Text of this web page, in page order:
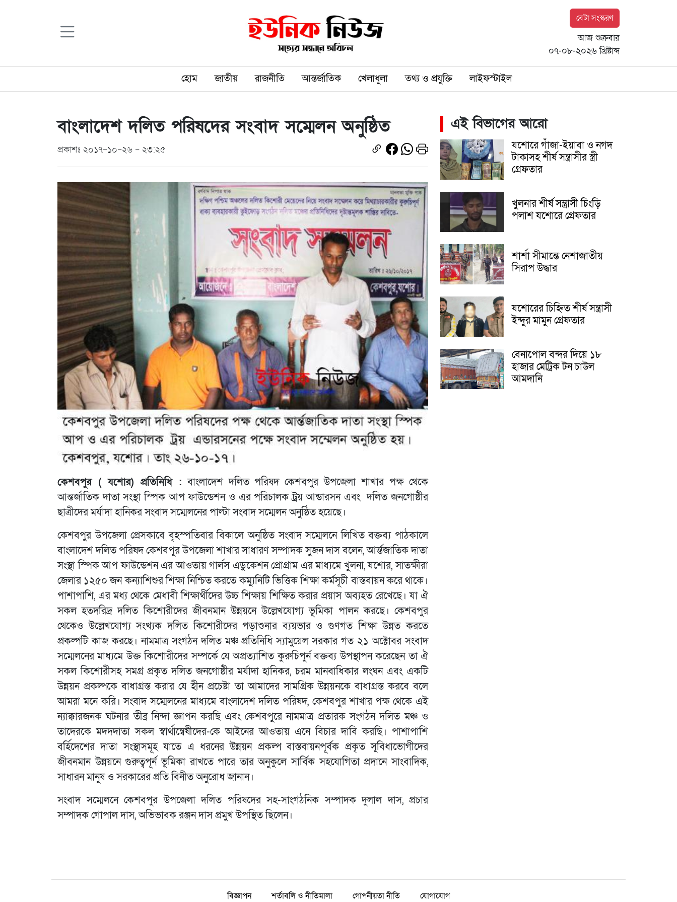
বেটা সংস্করণ
আজ শুক্রবার
০৭-০৮-২০২৬ খ্রিষ্টাব্দ
হোম জাতীয় রাজনীতি আন্তর্জাতিক খেলাধুলা তথ্য ও প্রযুক্তি লাইফস্টাইল
বাংলাদেশ দলিত পরিষদের সংবাদ সম্মেলন অনুষ্ঠিত
প্রকাশঃ ২০১৭-১০-২৬ - ২৩:২৫
কেশবপুর ( যশোর) প্রতিনিধি : বাংলাদেশ দলিত পরিষদ কেশবপুর উপজেলা শাখার পক্ষ থেকে
আন্তর্জাতিক দাতা সংস্থা স্পিক আপ ফাউন্ডেশন ও এর পরিচালক ট্রয় আন্ডারসন এবং দলিত জনগোষ্ঠীর
ছাত্রীদের মর্যাদা হানিকর সংবাদ সম্মেলনের পাল্টা সংবাদ সম্মেলন অনুষ্ঠিত হয়েছে।
কেশবপুর উপজেলা প্রেসকাবে বৃহস্পতিবার বিকালে অনুষ্ঠিত সংবাদ সম্মেলনে লিখিত বক্তব্য পাঠকালে
বাংলাদেশ দলিত পরিষদ কেশবপুর উপজেলা শাখার সাধারণ সম্পাদক সুজন দাস বলেন, আর্ন্তজাতিক দাতা
সংস্থা স্পিক আপ ফাউন্ডেশন এর আওতায় গার্লস এডুকেশন প্রোগ্রাম এর মাধ্যমে খুলনা, যশোর, সাতক্ষীরা
জেলার ১২৫০ জন কন্যাশিশুর শিক্ষা নিশ্চিত করতে কম্যুনিটি ভিত্তিক শিক্ষা কর্মসূচী বাস্তবায়ন করে থাকে।
পাশাপাশি, এর মধ্য থেকে মেধাবী শিক্ষার্থীদের উচ্চ শিক্ষায় শিক্ষিত করার প্রয়াস অব্যহত রেখেছে। যা ঐ
সকল হতদরিদ্র দলিত কিশোরীদের জীবনমান উন্নয়নে উল্লেখযোগ্য ভূমিকা পালন করছে। কেশবপুর
থেকেও উল্লেখযোগ্য সংখ্যক দলিত কিশোরীদের পড়াশুনার ব্যয়ভার ও গুণগত শিক্ষা উন্নত করতে
প্রকল্পটি কাজ করছে। নামমাত্র সংগঠন দলিত মঞ্চ প্রতিনিধি স্যামুয়েল সরকার গত ২১ অক্টোবর সংবাদ
সম্মেলনের মাধ্যমে উক্ত কিশোরীদের সম্পর্কে যে অপ্রত্যাশিত কুরুচিপুর্ন বক্তব্য উপস্থাপন করেছেন তা ঐ
সকল কিশোরীসহ সমগ্র প্রকৃত দলিত জনগোষ্ঠীর মর্যাদা হানিকর, চরম মানবাধিকার লংঘন এবং একটি
উন্নয়ন প্রকল্পকে বাধাগ্রস্ত করার যে হীন প্রচেষ্টা তা আমাদের সামগ্রিক উন্নয়নকে বাধাগ্রস্ত করবে বলে
আমরা মনে করি। সংবাদ সম্মেলনের মাধ্যমে বাংলাদেশ দলিত পরিষদ, কেশবপুর শাখার পক্ষ থেকে এই
ন্যাক্কারজনক ঘটনার তীব্র নিন্দা জ্ঞাপন করছি এবং কেশবপুরে নামমাত্র প্রতারক সংগঠন দলিত মঞ্চ ও
তাদেরকে মদদদাতা সকল স্বার্থান্বেষীদের-কে আইনের আওতায় এনে বিচার দাবি করছি। পাশাপাশি
বর্হিদেশের দাতা সংস্থাসমূহ যাতে এ ধরনের উন্নয়ন প্রকল্প বাস্তবায়নপূর্বক প্রকৃত সুবিধাভোগীদের
জীবনমান উন্নয়নে গুরুত্বপূর্ন ভূমিকা রাখতে পারে তার অনুকুলে সার্বিক সহযোগিতা প্রদানে সাংবাদিক,
সাধারন মানুষ ও সরকারের প্রতি বিনীত অনুরোধ জানান।
সংবাদ সম্মেলনে কেশবপুর উপজেলা দলিত পরিষদের সহ-সাংগঠনিক সম্পাদক দুলাল দাস, প্রচার
সম্পাদক গোপাল দাস, অভিভাবক রঞ্জন দাস প্রমুখ উপস্থিত ছিলেন।
এই বিভাগের আরো
যশোরে গাঁজা-ইয়াবা ও নগদ
টাকাসহ শীর্ষ সন্ত্রাসীর স্ত্রী
গ্রেফতার
খুলনার শীর্ষ সন্ত্রাসী চিংড়ি
পলাশ যশোরে গ্রেফতার
শার্শা সীমান্তে নেশাজাতীয়
সিরাপ উদ্ধার
যশোরের চিহ্নিত শীর্ষ সন্ত্রাসী
ইন্দুর মামুন গ্রেফতার
বেনাপোল বন্দর দিয়ে ১৮
হাজার মেট্রিক টন চাউল
আমদানি
বিজ্ঞাপন শর্তাবলি ও নীতিমালা গোপনীয়তা নীতি যোগাযোগ